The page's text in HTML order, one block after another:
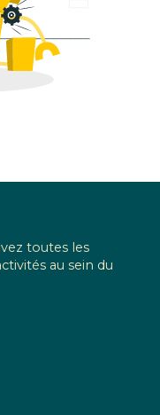
toutes les
au sein du